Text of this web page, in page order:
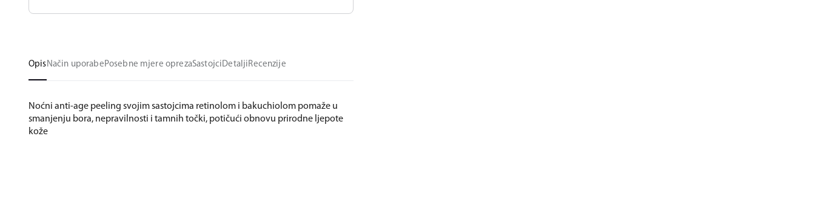
OpisNačin uporabePosebne mjere oprezaSastojciDetaljiRecenzije
Noćni anti-age peeling svojim sastojcima retinolom i bakuchiolom pomaže u
smanjenju bora, nepravilnosti i tamnih točki, potičući obnovu prirodne ljepote
kože